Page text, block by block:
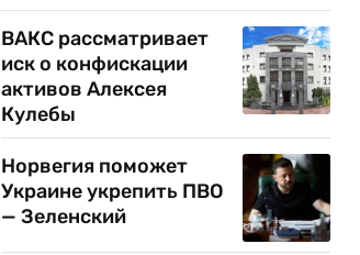
ВАКС рассматривает
иск о конфискации
активов Алексея
Кулебы
Норвегия поможет
Украине укрепить ПВО
— Зеленский